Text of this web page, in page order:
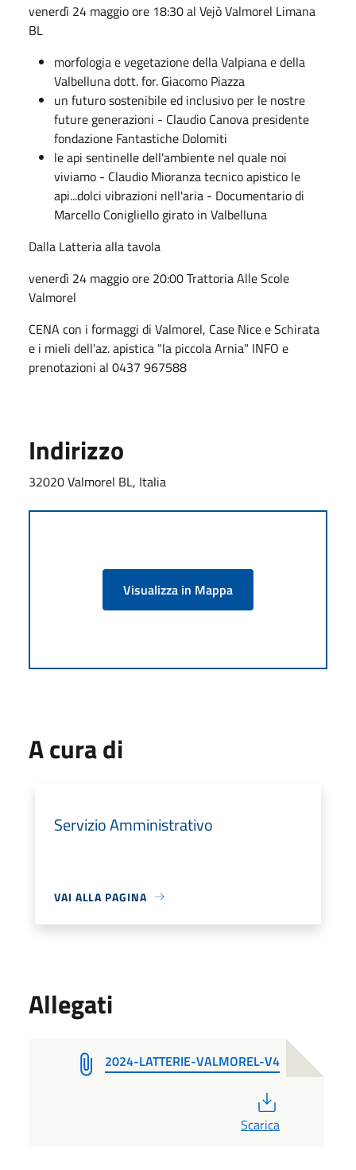
venerdì 24 maggio ore 18:30 al Vejò Valmorel Limana
BL
morfologia e vegetazione della Valpiana e della
Valbelluna dott. for. Giacomo Piazza
un futuro sostenibile ed inclusivo per le nostre
future generazioni - Claudio Canova presidente
fondazione Fantastiche Dolomiti
le api sentinelle dell'ambiente nel quale noi
viviamo - Claudio Mioranza tecnico apistico le
api...dolci vibrazioni nell'aria - Documentario di
Marcello Conigliello girato in Valbelluna
Dalla Latteria alla tavola
venerdì 24 maggio ore 20:00 Trattoria Alle Scole
Valmorel
CENA con i formaggi di Valmorel, Case Nice e Schirata
e i mieli dell'az. apistica "la piccola Arnia" INFO e
prenotazioni al 0437 967588
Indirizzo
32020 Valmorel BL, Italia
Visualizza in Mappa
A cura di
Servizio Amministrativo
VAI ALLA PAGINA
Allegati
2024-LATTERIE-VALMOREL-V4
Scarica